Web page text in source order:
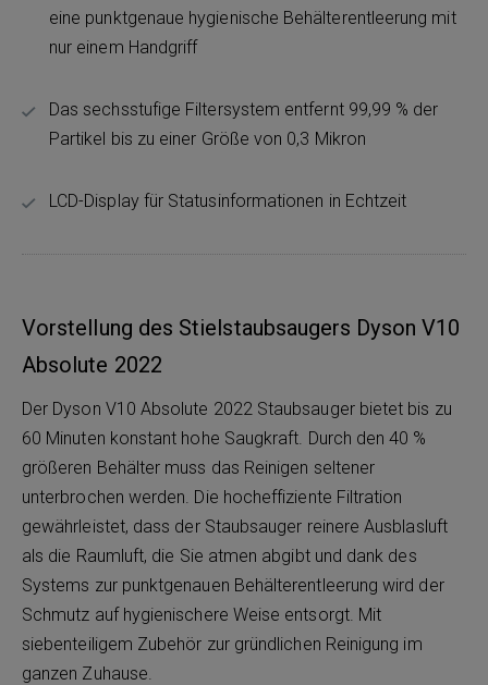
eine punktgenaue hygienische Behälterentleerung mit
nur einem Handgriff
Das sechsstufige Filtersystem entfernt 99,99 % der
Partikel bis zu einer Größe von 0,3 Mikron
LCD-Display für Statusinformationen in Echtzeit
Vorstellung des Stielstaubsaugers Dyson V10
Absolute 2022
Der Dyson V10 Absolute 2022 Staubsauger bietet bis zu
60 Minuten konstant hohe Saugkraft. Durch den 40 %
größeren Behälter muss das Reinigen seltener
unterbrochen werden. Die hocheffiziente Filtration
gewährleistet, dass der Staubsauger reinere Ausblasluft
als die Raumluft, die Sie atmen abgibt und dank des
Systems zur punktgenauen Behälterentleerung wird der
Schmutz auf hygienischere Weise entsorgt. Mit
siebenteiligem Zubehör zur gründlichen Reinigung im
ganzen Zuhause.